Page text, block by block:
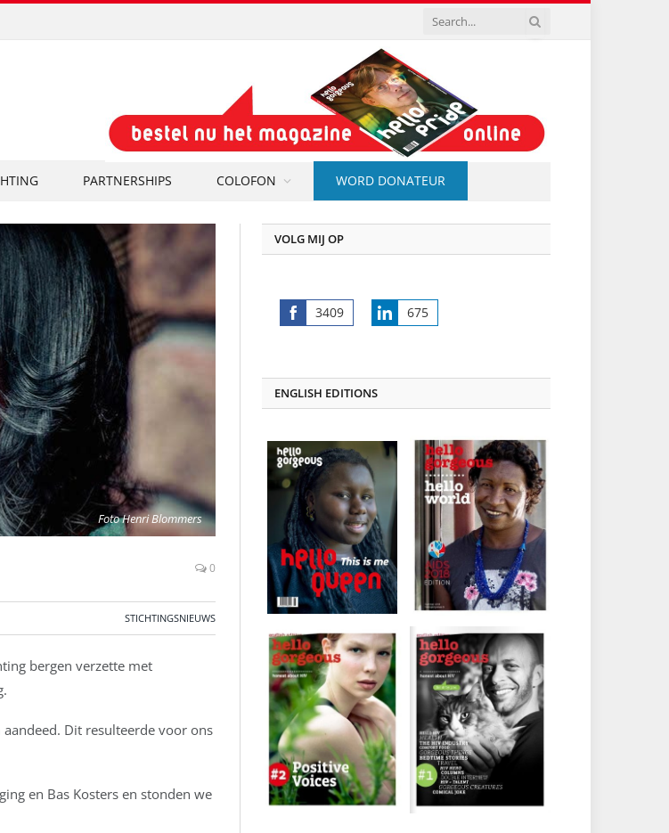
PARTNERSHIPS COLOFON WORD DONATEUR
Foto Henri Blommers
0
STICHTINGSNIEUWS
bergen verzette met
Dit resulteerde voor ons
en Bas Kosters en stonden we
VOLG MIJ OP
3409
Share
675
Share
ENGLISH EDITIONS